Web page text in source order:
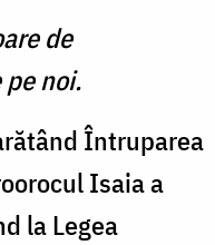
de
noi.
Întruparea
Isaia a
la Legea